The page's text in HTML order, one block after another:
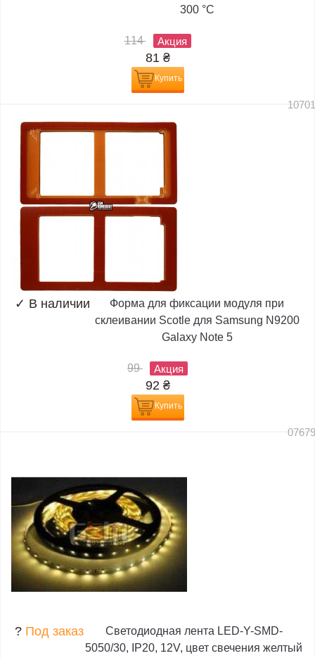
300 °C
114 Акция
81 ₴
Купить
✓ В наличии
Форма для фиксации модуля при
склеивании Scotle для Samsung N9200
Galaxy Note 5
99 Акция
92 ₴
Купить
? Под заказ
Светодиодная лента LED-Y-SMD-
5050/30, IP20, 12V, цвет свечения желтый